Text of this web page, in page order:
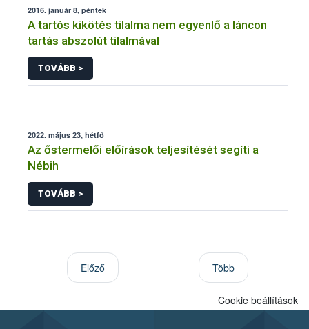
2016. január 8, péntek
A tartós kikötés tilalma nem egyenlő a láncon
tartás abszolút tilalmával
TOVÁBB >
2022. május 23, hétfő
Az őstermelői előírások teljesítését segíti a
Nébih
TOVÁBB >
Előző Több
Cookie beállítások